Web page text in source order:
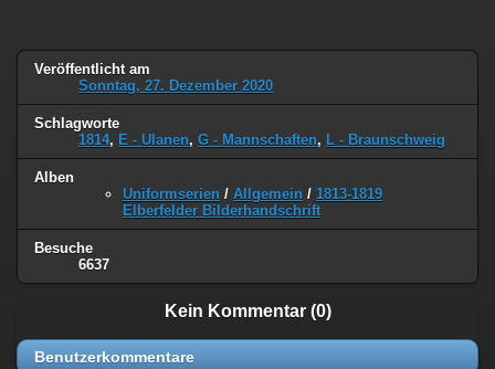
Veröffentlicht am
Sonntag, 27. Dezember 2020
Schlagworte
1814, E - Ulanen, G - Mannschaften, L - Braunschweig
Alben
Uniformserien / Allgemein / 1813-1819
Elberfelder Bilderhandschrift
Besuche
6637
Kein Kommentar (0)
Benutzerkommentare